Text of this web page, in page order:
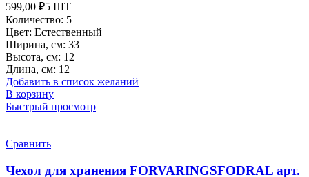
599,00 ₽5 ШТ
Количество: 5
Цвет: Естественный
Ширина, см: 33
Высота, см: 12
Длина, см: 12
Добавить в список желаний
В корзину
Быстрый просмотр
Сравнить
Чехол для хранения FORVARINGSFODRAL арт.